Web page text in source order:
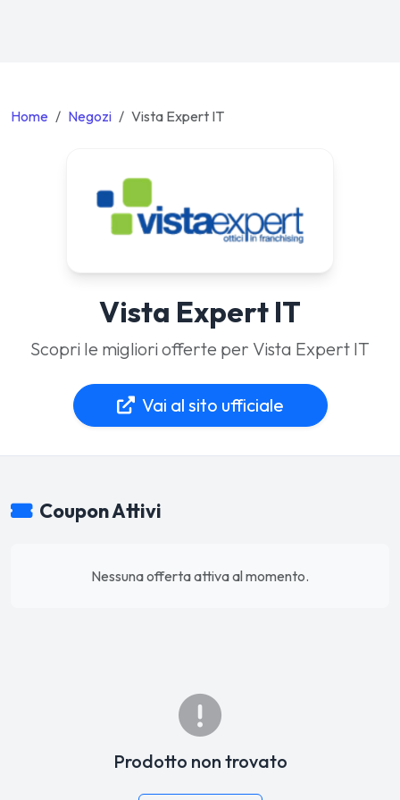
Home Negozi Vista Expert IT
Vista Expert IT
Scopri le migliori offerte per Vista Expert IT
Vai al sito ufficiale
Coupon Attivi
Nessuna offerta attiva al momento.
Prodotto non trovato